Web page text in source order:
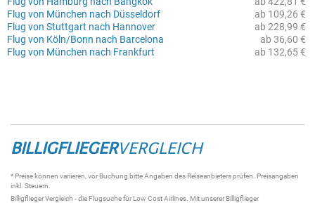
ab 109,26 €
Flug von München nach Düsseldorf
ab 228,99 €
Flug von Stuttgart nach Hannover
ab 36,60 €
Flug von Köln/Bonn nach Barcelona
ab 132,65 €
Flug von München nach Frankfurt
BILLIGFLIEGERVERGLEICH
* Preise können variieren, vor Buchung bitte Angaben des Reiseanbieters prüfen. Preisangaben
inkl. Steuern.
BilligfliegerVergleich - die Flugsuchefür Low Cost Airlines. Mit unsererBilligflieger